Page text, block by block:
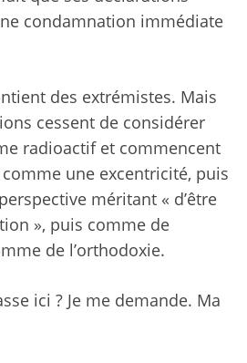
condamnation immédiate
des extrémistes. Mais
cessent de considérer
radioactif et commencent
une excentricité, puis
méritant « d’être
», puis comme de
de l’orthodoxie.
ici ? Je me demande. Ma